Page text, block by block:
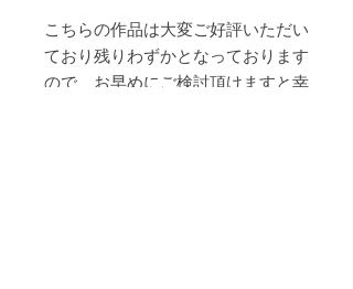
こちらの作品は大変ご好評いただい
ており残りわずかとなっております
ので、お早めにご検討頂けますと幸